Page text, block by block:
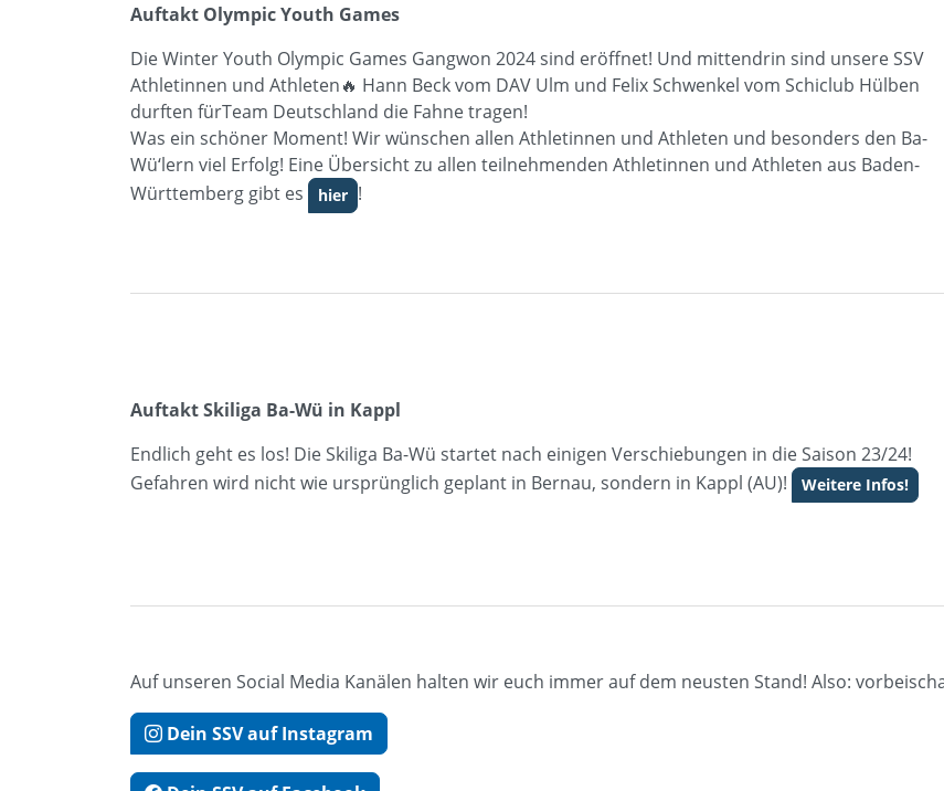
Auftakt Olympic Youth Games
Die Winter Youth Olympic Games Gangwon 2024 sind eröffnet! Und mittendrin sind unsere SSV
Athletinnen und Athleten🔥 Hann Beck vom DAV Ulm und Felix Schwenkel vom Schiclub Hülben
durften fürTeam Deutschland die Fahne tragen!
Was ein schöner Moment! Wir wünschen allen Athletinnen und Athleten und besonders den Ba-
Wü‘lern viel Erfolg! Eine Übersicht zu allen teilnehmenden Athletinnen und Athleten aus Baden-
Württemberg gibt es
hier !
Auftakt Skiliga Ba-Wü in Kappl
Endlich geht es los! Die Skiliga Ba-Wü startet nach einigen Verschiebungen in die Saison 23/24!
Gefahren wird nicht wie ursprünglich geplant in Bernau, sondern in Kappl (AU)!
Weitere Infos!
Auf unseren Social Media Kanälen halten wir euch immer auf dem neusten Stand! Also:
Dein SSV auf Instagram